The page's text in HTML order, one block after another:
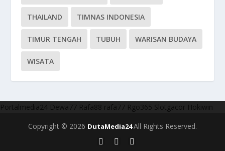
THAILAND TIMNAS INDONESIA
TIMUR TENGAH TUBUH WARISAN BUDAYA
WISATA
Portalmedia24 Dewa77 Rafa88 rafa77 Rgo365 Slotgacor Hokiwin
Copyright © 2026 DutaMedia24All Rights Reserved.